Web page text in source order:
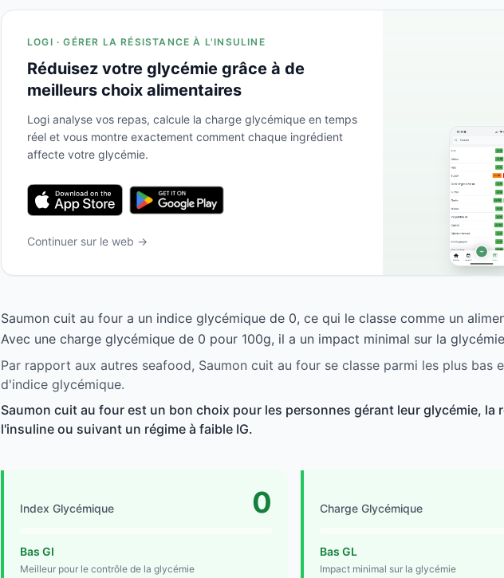
LOGI · GÉRER LA RÉSISTANCE À L'INSULINE
Réduisez votre glycémie grâce à de
meilleurs choix alimentaires
Logi analyse vos repas, calcule la charge glycémique en temps
réel et vous montre exactement comment chaque ingrédient
affecte votre glycémie.
Continuer sur le web →
Saumon cuit au four a un indice glycémique de 0, ce qui le classe comme un
Avec une charge glycémique de 0 pour 100g, il a un impact minimal sur la
Par rapport aux autres seafood, Saumon cuit au four se classe parmi les plus bas
d'indice glycémique.
Saumon cuit au four est un bon choix pour les personnes gérant leur glycémie, la
l'insuline ou suivant un régime à faible IG.
Index Glycémique 0
Bas GI
Meilleur pour le contrôle de la glycémie
Charge Glycémique
Bas GL
Impact minimal sur la glycémie